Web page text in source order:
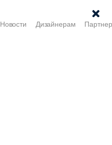
Новости Дизайнерам